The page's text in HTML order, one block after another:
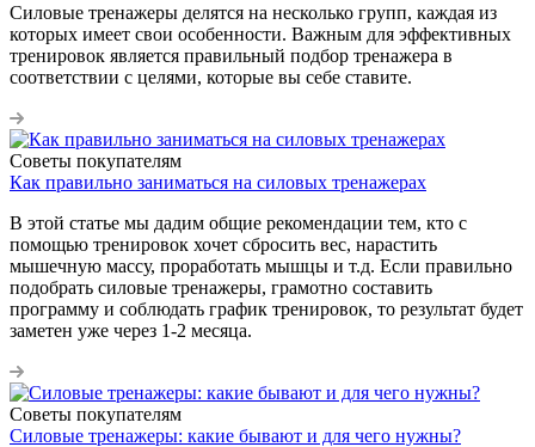
Силовые тренажеры делятся на несколько групп, каждая из
которых имеет свои особенности. Важным для эффективных
тренировок является правильный подбор тренажера в
соответствии с целями, которые вы себе ставите.
Советы покупателям
Как правильно заниматься на силовых тренажерах
В этой статье мы дадим общие рекомендации тем, кто с
помощью тренировок хочет сбросить вес, нарастить
мышечную массу, проработать мышцы и т.д. Если правильно
подобрать силовые тренажеры, грамотно составить
программу и соблюдать график тренировок, то результат будет
заметен уже через 1-2 месяца.
Советы покупателям
Силовые тренажеры: какие бывают и для чего нужны?